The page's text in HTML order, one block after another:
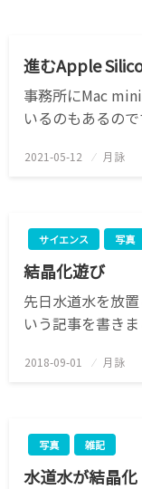
進むApple
事務所にMac
いるのもあるの
投
2021-05-12 月詠
サイエンス 写真
結晶化遊び
先日水道水を放
いう記事を書き
投
2018-09-01 月詠
写真 雑記
水道水が結晶化